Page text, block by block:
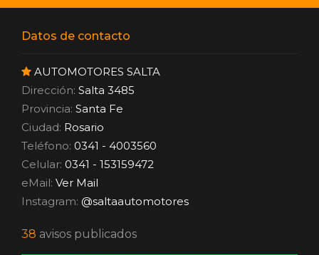
Datos de contacto
AUTOMOTORES SALTA
Dirección: Salta 3485
Provincia: Santa Fe
Ciudad: Rosario
Teléfono: 0341 - 4003560
Celular: 0341 - 153159472
eMail: Ver Mail
Instagram: @saltaautomotores
38 avisos publicados